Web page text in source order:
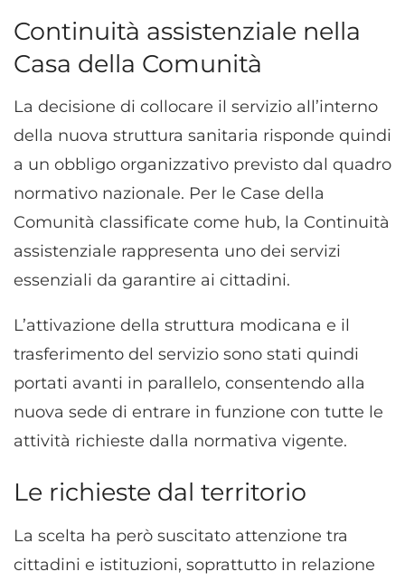
Continuità assistenziale nella
Casa della Comunità
La decisione di collocare il servizio all’interno
della nuova struttura sanitaria risponde quindi
a un obbligo organizzativo previsto dal quadro
normativo nazionale. Per le Case della
Comunità classificate come hub, la Continuità
assistenziale rappresenta uno dei servizi
essenziali da garantire ai cittadini.
L’attivazione della struttura modicana e il
trasferimento del servizio sono stati quindi
portati avanti in parallelo, consentendo alla
nuova sede di entrare in funzione con tutte le
attività richieste dalla normativa vigente.
Le richieste dal territorio
La scelta ha però suscitato attenzione tra
cittadini e istituzioni, soprattutto in relazione